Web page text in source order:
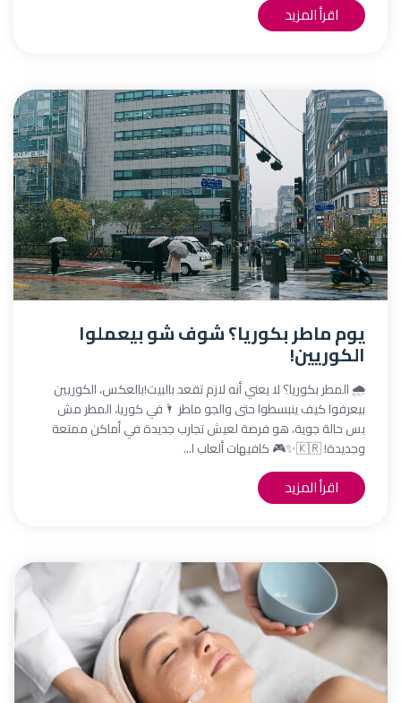
اقرأ المزيد
يوم ماطر بكوريا؟ شوف شو بيعملوا
الكوريين!
🌧️ المطر بكوريا؟ لا يعني أنه لازم تقعد بالبيت!بالعكس، الكوريين
بيعرفوا كيف ينبسطوا حتى والجو ماطر 🌂في كوريا، المطر مش
بس حالة جوية، هو فرصة لعيش تجارب جديدة في أماكن ممتعة
وجديدة! 🇰🇷✨🎮 كافيهات ألعاب ا...
اقرأ المزيد